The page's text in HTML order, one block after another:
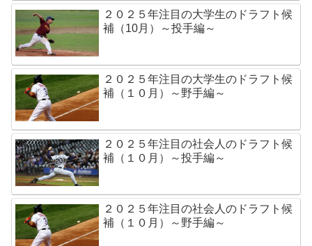
２０２５年注目の大学生のドラフト候
補（10月）～投手編～
２０２５年注目の大学生のドラフト候
補（１０月）～野手編～
２０２５年注目の社会人のドラフト候
補（１０月）～投手編～
２０２５年注目の社会人のドラフト候
補（１０月）～野手編～